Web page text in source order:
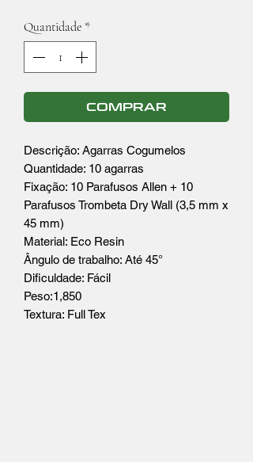
Quantidade *
COMPRAR
Descrição: Agarras Cogumelos
Quantidade: 10 agarras
Fixação: 10 Parafusos Allen + 10
Parafusos Trombeta Dry Wall (3,5 mm x
45 mm)
Material: Eco Resin
Ângulo de trabalho: Até 45°
Dificuldade: Fácil
Peso:1,850
Textura: Full Tex